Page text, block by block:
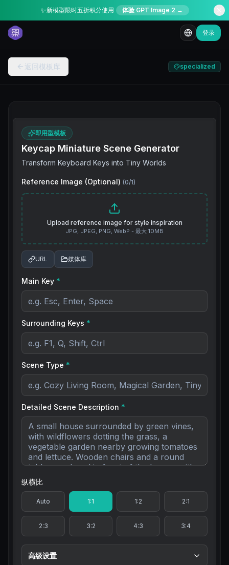
✨新模型限时五折积分使用 体验 GPT Image 2 →
登录
返回模板库 specialized
即用型模板
Keycap Miniature Scene Generator
Transform Keyboard Keys into Tiny Worlds
Reference Image (Optional) (0/1)
Upload reference image for style inspiration
JPG, JPEG, PNG, WebP - 最大 10MB
URL 媒体库
Main Key *
Surrounding Keys *
Scene Type *
Detailed Scene Description *
纵横比
Auto 1:1 1:2 2:1
2:3 3:2 4:3 3:4
高级设置